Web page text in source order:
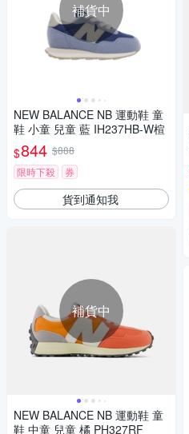
補貨中
NEW BALANCE NB 運動鞋 童
鞋 小童 兒童 藍 IH237HB-W楦
$844 $888
限時下殺
券
貨到通知我
補貨中
NEW BALANCE NB 運動鞋 童
鞋 中童 兒童 橘 PH327RF